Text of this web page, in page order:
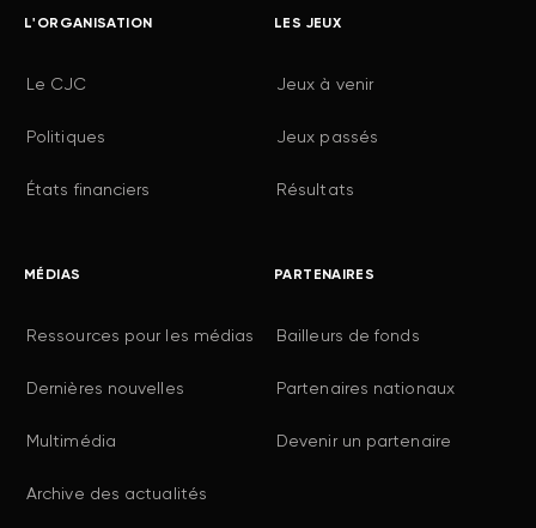
L'ORGANISATION
Le CJC
Politiques
États financiers
LES JEUX
Jeux à venir
Jeux passés
Résultats
MÉDIAS
Ressources pour les médias
Dernières nouvelles
Multimédia
Archive des actualités
PARTENAIRES
Bailleurs de fonds
Partenaires nationaux
Devenir un partenaire